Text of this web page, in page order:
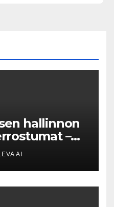
hallinnon
–
AI